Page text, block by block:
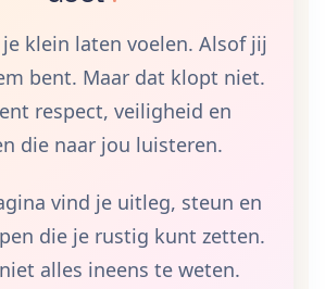
klein laten voelen. Alsof jij
bent. Maar dat klopt niet.
respect, veiligheid en
die naar jou luisteren.
vind je uitleg, steun en
die je rustig kunt zetten.
alles ineens te weten.